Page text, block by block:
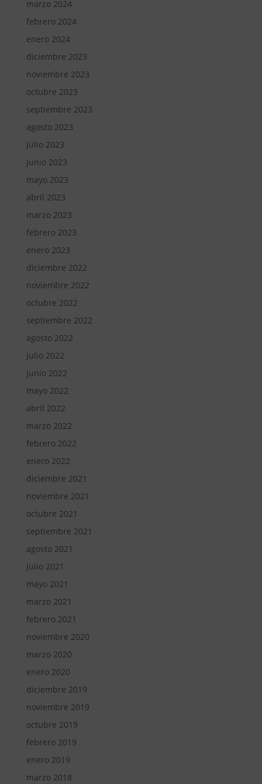
marzo 2024
febrero 2024
enero 2024
diciembre 2023
noviembre 2023
octubre 2023
septiembre 2023
agosto 2023
julio 2023
junio 2023
mayo 2023
abril 2023
marzo 2023
febrero 2023
enero 2023
diciembre 2022
noviembre 2022
octubre 2022
septiembre 2022
agosto 2022
julio 2022
junio 2022
mayo 2022
abril 2022
marzo 2022
febrero 2022
enero 2022
diciembre 2021
noviembre 2021
octubre 2021
septiembre 2021
agosto 2021
julio 2021
mayo 2021
marzo 2021
febrero 2021
noviembre 2020
marzo 2020
enero 2020
diciembre 2019
noviembre 2019
octubre 2019
febrero 2019
enero 2019
marzo 2018